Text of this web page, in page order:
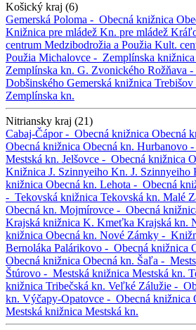
Košický kraj (6)
Gemerská Poloma - Obecná knižnica
Knižnica pre mládež Kn. pre mládež
centrum Medzibodrožia a Použia Kult.
Použia Michalovce - Zemplínska
Zemplínska kn. G. Zvonického Rožňava -
Dobšinského Gemerská knižnica Trebišov
Zemplínska kn.
Nitriansky kraj (21)
Cabaj-Čápor - Obecná knižnica Obecná
Obecná knižnica Obecná kn. Hurbanovo -
Mestská kn. Jelšovce - Obecná knižnica
Knižnica J. Szinnyeiho Kn. J. Szinnyeiho
knižnica Obecná kn. Lehota - Obecná
- Tekovská knižnica Tekovská kn. Malé
Obecná kn. Mojmírovce - Obecná
Krajská knižnica K. Kmeťka Krajská kn.
knižnica Obecná kn. Nové Zámky -
Bernoláka Palárikovo - Obecná knižnica
Obecná knižnica Obecná kn. Šaľa -
Štúrovo - Mestská knižnica Mestská kn.
knižnica Tribečská kn. Veľké Zálužie -
kn. Výčapy-Opatovce - Obecná knižnica
Mestská knižnica Mestská kn.